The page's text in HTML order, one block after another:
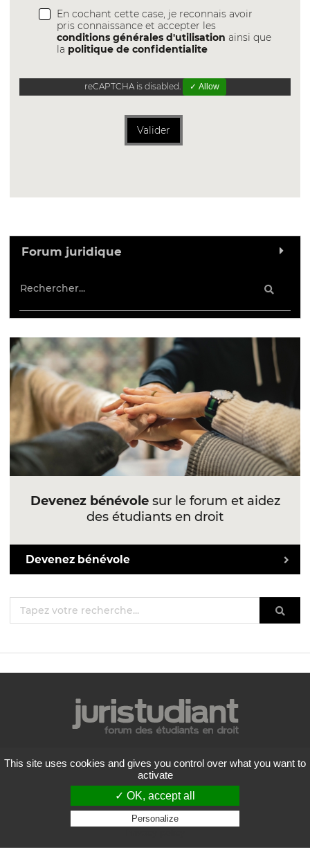
En cochant cette case, je reconnais avoir
pris connaissance et accepter les
conditions générales d'utilisation ainsi que
la politique de confidentialite
reCAPTCHA is disabled. ✓ Allow
Valider
Forum juridique
Devenez bénévolesur le forum et aidez
des étudiants en droit
Devenez bénévole
Mentions légales
Politique de confidentialité
Conditions générales d'utilisation
Liste des forums
Contactez-nous
This site uses cookies and gives you control over what you want to
activate
✓ OK, accept all
Personalize